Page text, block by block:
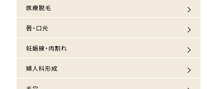
医療脱毛
唇・口元
妊娠線・肉割れ
婦人科形成